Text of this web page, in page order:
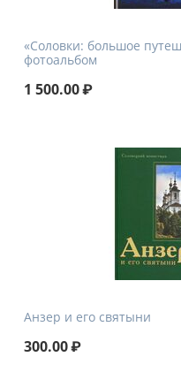
«Соловки: большое
фотоальбом
1 500.00₽
Анзер и его святыни
300.00₽